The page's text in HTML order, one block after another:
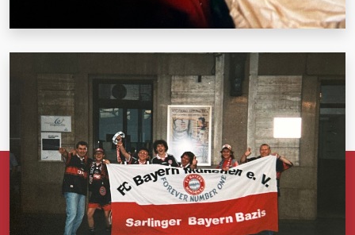
© 2026 Sarlinger Bayern Bazis
Sarlinger Bayern Bazis, Pfarrsiedlung 37, 84339 Unterdietfurt
braese@sarlinger-bayern-bazis.de